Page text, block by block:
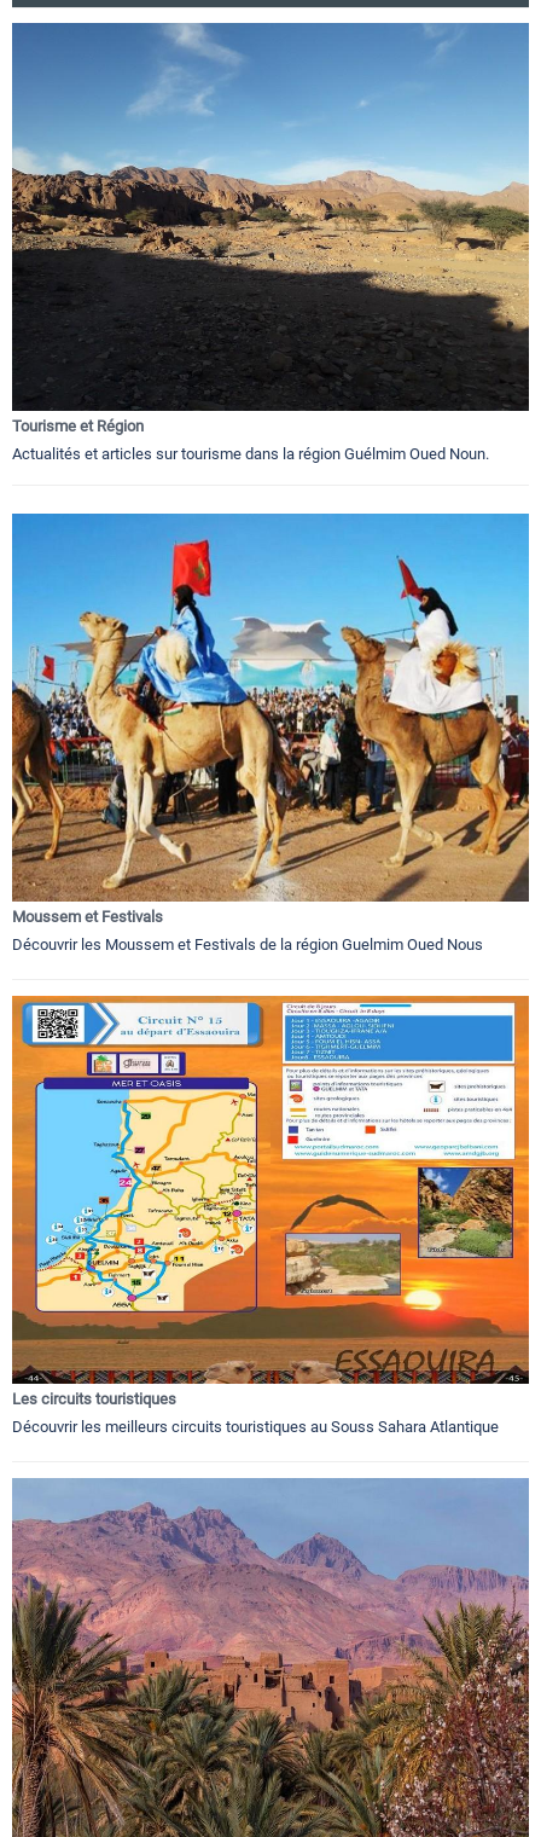
Tourisme et Région
Actualités et articles sur tourisme dans la région Guélmim Oued Noun.
Moussem et Festivals
Découvrir les Moussem et Festivals de la région Guelmim Oued Nous
Les circuits touristiques
Découvrir les meilleurs circuits touristiques au Souss Sahara Atlantique